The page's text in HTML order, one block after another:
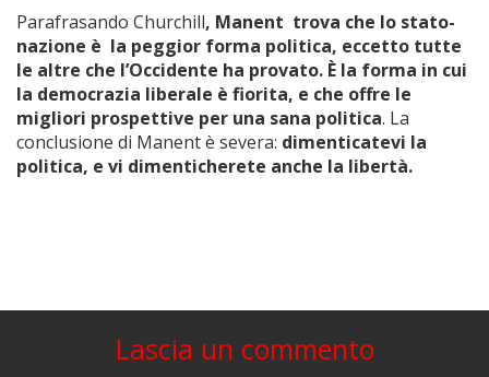
Parafrasando Churchill, Manent trova che lo stato-
nazione è la peggior forma politica, eccetto tutte
le altre che l’Occidente ha provato. È la forma in cui
la democrazia liberale è fiorita, e che offre le
migliori prospettive per una sana politica. La
conclusione di Manent è severa: dimenticatevi la
politica, e vi dimenticherete anche la libertà.
Lascia un commento